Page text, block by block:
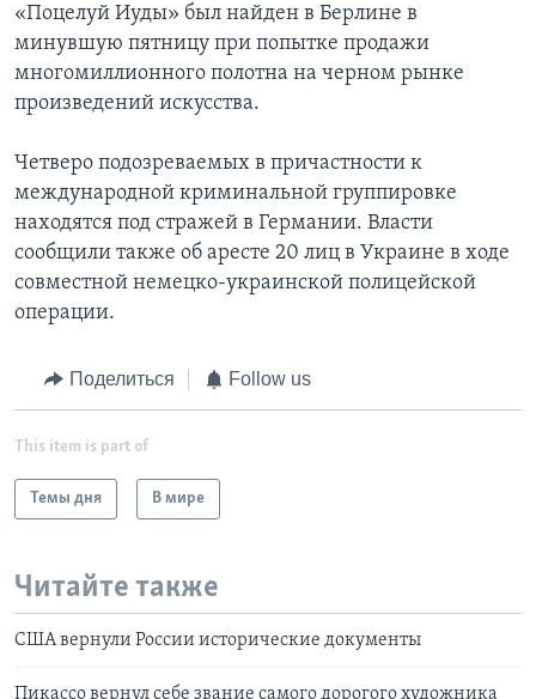
«Поцелуй Иуды» был найден в Берлине в
минувшую пятницу при попытке продажи
многомиллионного полотна на черном рынке
произведений искусства.
Четверо подозреваемых в причастности к
международной криминальной группировке
находятся под стражей в Германии. Власти
сообщили также об аресте 20 лиц в Украине в ходе
совместной немецко-украинской полицейской
операции.
Поделиться Follow us
This item is part of
Темы дня В мире
Читайте также
США вернули России исторические документы
Пикассо вернул себе звание самого дорогого художника